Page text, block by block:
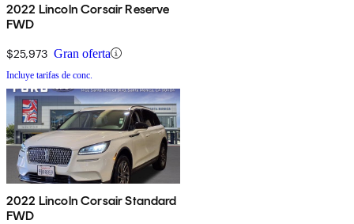
2022 Lincoln Corsair Reserve
FWD
$25,973 Gran oferta
Incluye tarifas de conc.
2022 Lincoln Corsair Standard
FWD